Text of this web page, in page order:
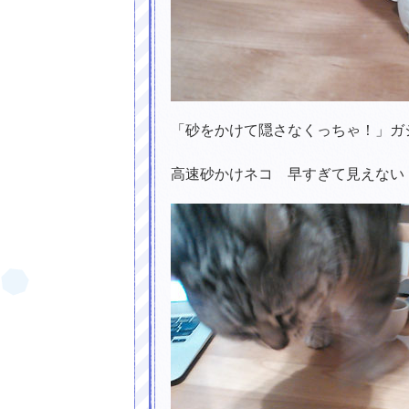
「砂をかけて隠さなくっちゃ！」ガ
高速砂かけネコ 早すぎて見えない